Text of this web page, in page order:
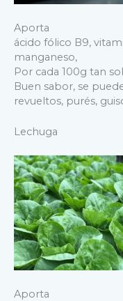
Aporta
ácido fólico B9,
manganeso,
Por cada 100g tan
Buen sabor, se
revueltos, purés,
Lechuga
Aporta